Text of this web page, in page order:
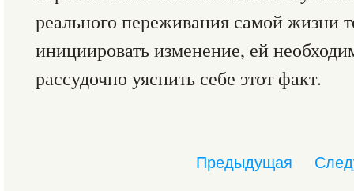
реального переживания самой жизни
инициировать изменение, ей
рассудочно уяснить себе этот факт.
Предыдущая